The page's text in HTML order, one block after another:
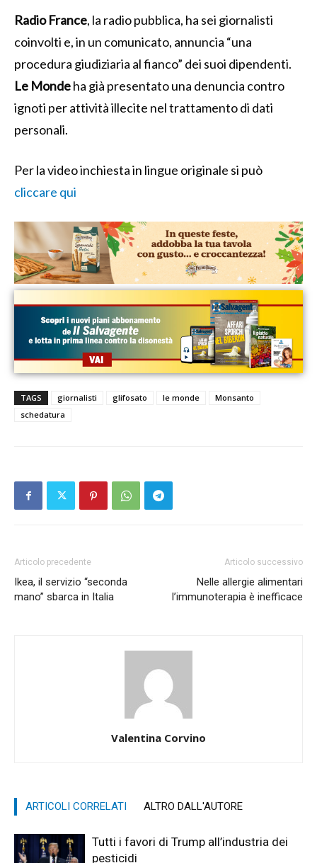
Radio France, la radio pubblica, ha sei giornalisti
coinvolti e, in un comunicato, annuncia “una
procedura giudiziaria al fianco” dei suoi dipendenti.
Le Mondeha già presentato una denuncia contro
ignoti per attività illecite nel trattamento di dati
personali.
Per la video inchiesta in lingue originale si può
cliccare qui
TAGS giornalisti glifosato le monde
Monsanto
schedatura
Articolo precedente
Ikea, il servizio “seconda
mano” sbarca in Italia
Articolo successivo
Nelle allergie alimentari
l’immunoterapia è inefficace
Valentina Corvino
ARTICOLI CORRELATI ALTRO DALL'AUTORE
Tutti i favori di Trump all’industria dei
pesticidi